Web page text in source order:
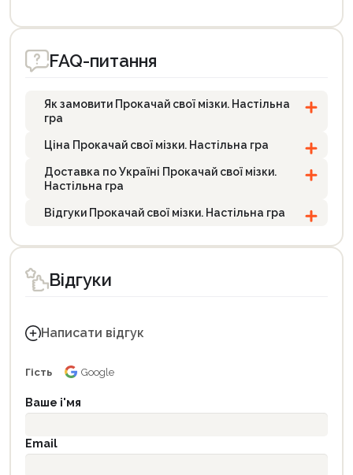
FAQ-питання
Як замовити Прокачай cвої мізки. Настільна
гра
Ціна Прокачай cвої мізки. Настільна гра
Доставка по Україні Прокачай cвої мізки.
Настільна гра
Відгуки Прокачай cвої мізки. Настільна гра
Відгуки
Написати відгук
Гість Google
Ваше і'мя
Email